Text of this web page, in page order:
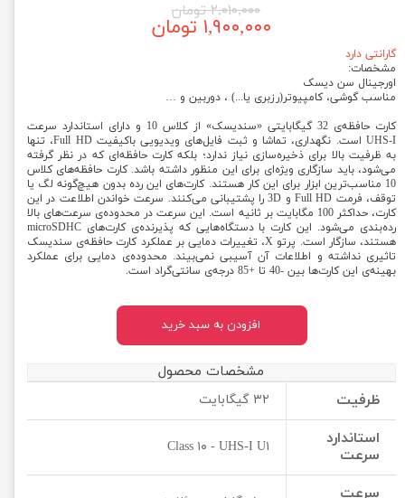
۲,۰۱۰,۰۰۰ تومان
۱,۹۰۰,۰۰۰ تومان
گارانتی دارد
مشخصات:
اورجینال سن دیسک
مناسب گوشی، کامپیوتر(رزبری یا...) ، دوربین و …
کارت حافظه‌ی 32 گیگابایتی «سندیسک» از کلاس 10 و دارای استاندارد سرعت
UHS-I است. نگهداری، تماشا و ثبت فایل‌های ویدیویی باکیفیت Full HD، تنها
به ظرفیت بالا برای ذخیره‌سازی نیاز ندارد؛ بلکه کارت حافظه‌ای که در نظر گرفته
می‌شود، باید سازگاری ویژه‌ای برای این منظور داشته باشد. کارت حافظه‌های کلاس
10 مناسب‌ترین ابزار برای این کار هستند. کارت‌های این رده بدون هیچ‌گونه لگ یا
توقف، فرمت Full HD و 3D را پشتیبانی می‌کنند. سرعت خواندن اطلاعت در این
کارت، حداکثر 100 مگابایت بر ثانیه است. این سرعت در محدوده‌ی سرعت‌های بالا
رده‌بندی می‌شود. این کارت با دستگاه‌هایی که پذیرنده‌ی کارت‌های microSDHC
هستند، سازگار است. پرتو X، تغییرات دمایی بر عملکرد کارت حافظه‌ی سندیسک
تاثیری نداشته و اطلاعات آن آسیبی نمی‌بیند. محدوده‌ی دمایی برای عملکرد
بهینه‌ی این کارت‌ها بین -40 تا +85 درجه‌ی سانتی‌گراد است.
افزودن به سبد خرید
مشخصات محصول
ظرفیت ۳۲ گیگابایت
استاندارد
سرعت
Class ۱۰ - UHS-I U۱
سرعت